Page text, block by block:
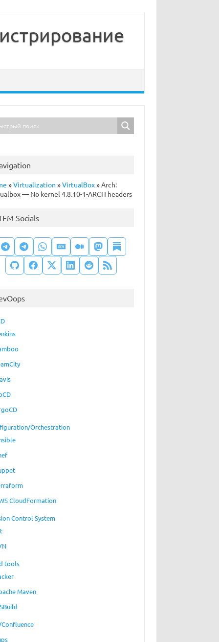
KiB   596K/s 00:00
»Virtualization »VirtualBox»Arch:
— No kernel 4.8.10-1-ARCH headers
Socials
Orchestration
CloudFormation
Control System
tools
Maven